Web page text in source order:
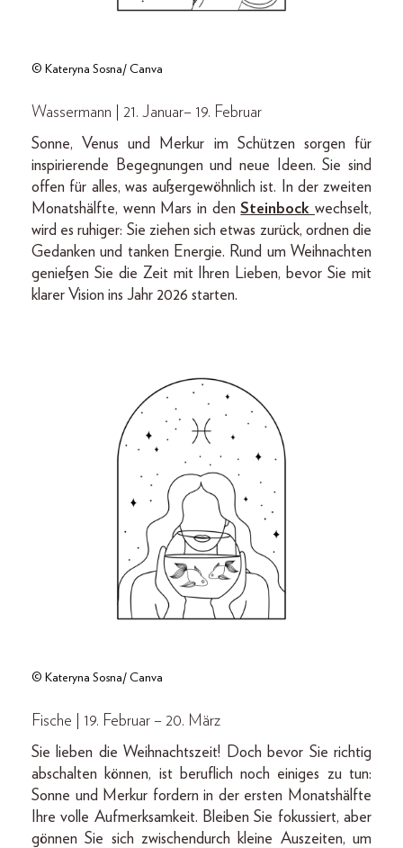
© Kateryna Sosna/ Canva
Wassermann | 21. Januar– 19. Februar
Sonne, Venus und Merkur im Schützen sorgen für
inspirierende Begegnungen und neue Ideen. Sie sind
offen für alles, was außergewöhnlich ist. In der zweiten
Monatshälfte, wenn Mars in denSteinbockwechselt,
wird es ruhiger: Sie ziehen sich etwas zurück, ordnen die
Gedanken und tanken Energie. Rund um Weihnachten
genießen Sie die Zeit mit Ihren Lieben, bevor Sie mit
klarer Vision ins Jahr 2026 starten.
© Kateryna Sosna/ Canva
Fische | 19. Februar – 20. März
Sie lieben die Weihnachtszeit! Doch bevor Sie richtig
abschalten können, ist beruflich noch einiges zu tun:
Sonne und Merkur fordern in der ersten Monatshälfte
Ihre volle Aufmerksamkeit. Bleiben Sie fokussiert, aber
gönnen Sie sich zwischendurch kleine Auszeiten, um